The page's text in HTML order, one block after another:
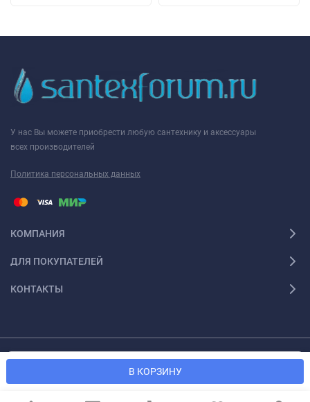
В КОРЗИНУ
У нас Вы можете приобрести любую сантехнику и аксессуары
всех производителей
Политика персональных данных
КОМПАНИЯ
ДЛЯ ПОКУПАТЕЛЕЙ
КОНТАКТЫ